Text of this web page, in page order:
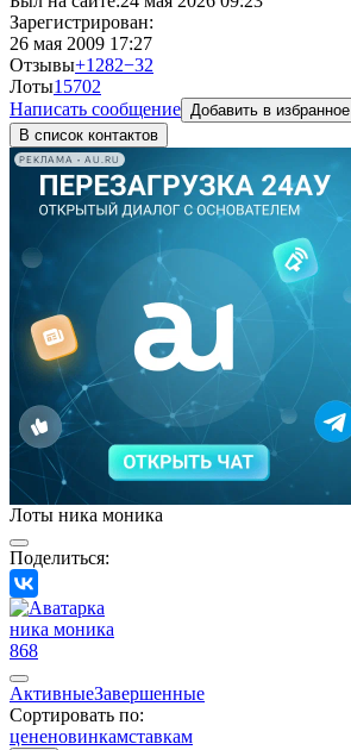
Зарегистрирован:
26 мая 2009 17:27
Отзывы+1282−32
Лоты15702
Написать сообщение Добавить в избранное
В список контактов
РЕКЛАМА • AU.RU
Лоты ника моника
Поделиться:
ника моника
868
АктивныеЗавершенные
Сортировать по:
цененовинкамставкам